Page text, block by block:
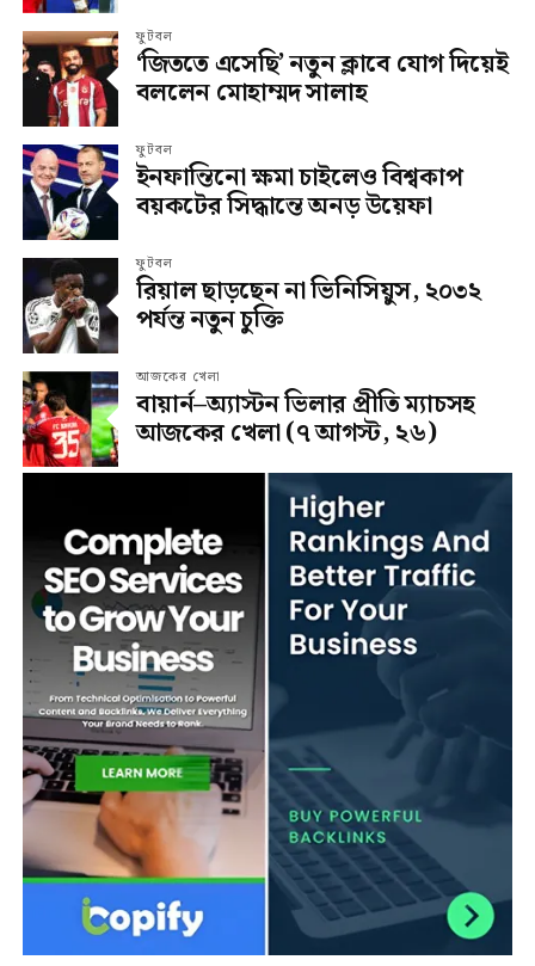
ফুটবল
‘জিততে এসেছি’ নতুন ক্লাবে যোগ দিয়েই
বললেন মোহাম্মদ সালাহ
ফুটবল
ইনফান্তিনো ক্ষমা চাইলেও বিশ্বকাপ
বয়কটের সিদ্ধান্তে অনড় উয়েফা
ফুটবল
রিয়াল ছাড়ছেন না ভিনিসিয়ুস, ২০৩২
পর্যন্ত নতুন চুক্তি
আজকের খেলা
বায়ার্ন–অ্যাস্টন ভিলার প্রীতি ম্যাচসহ
আজকের খেলা (৭ আগস্ট, ২৬)